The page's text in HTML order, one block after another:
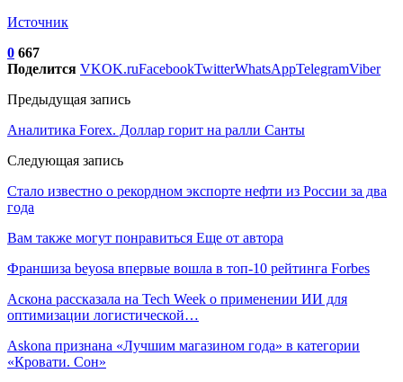
Источник
0 667
Поделится VKOK.ruFacebookTwitterWhatsAppTelegramViber
Предыдущая запись
Аналитика Forex. Доллар горит на ралли Санты
Следующая запись
Стало известно о рекордном экспорте нефти из России за два
года
Вам также могут понравиться Еще от автора
Франшиза beyosa впервые вошла в топ-10 рейтинга Forbes
Аскона рассказала на Tech Week о применении ИИ для
оптимизации логистической…
Askona признана «Лучшим магазином года» в категории
«Кровати. Сон»